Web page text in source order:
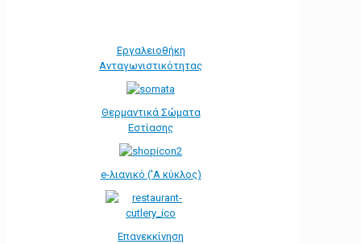
Εργαλειοθήκη
Ανταγωνιστικότητας
Θερμαντικά Σώματα
Εστίασης
e-λιανικό ('Α κύκλος)
Επανεκκίνηση